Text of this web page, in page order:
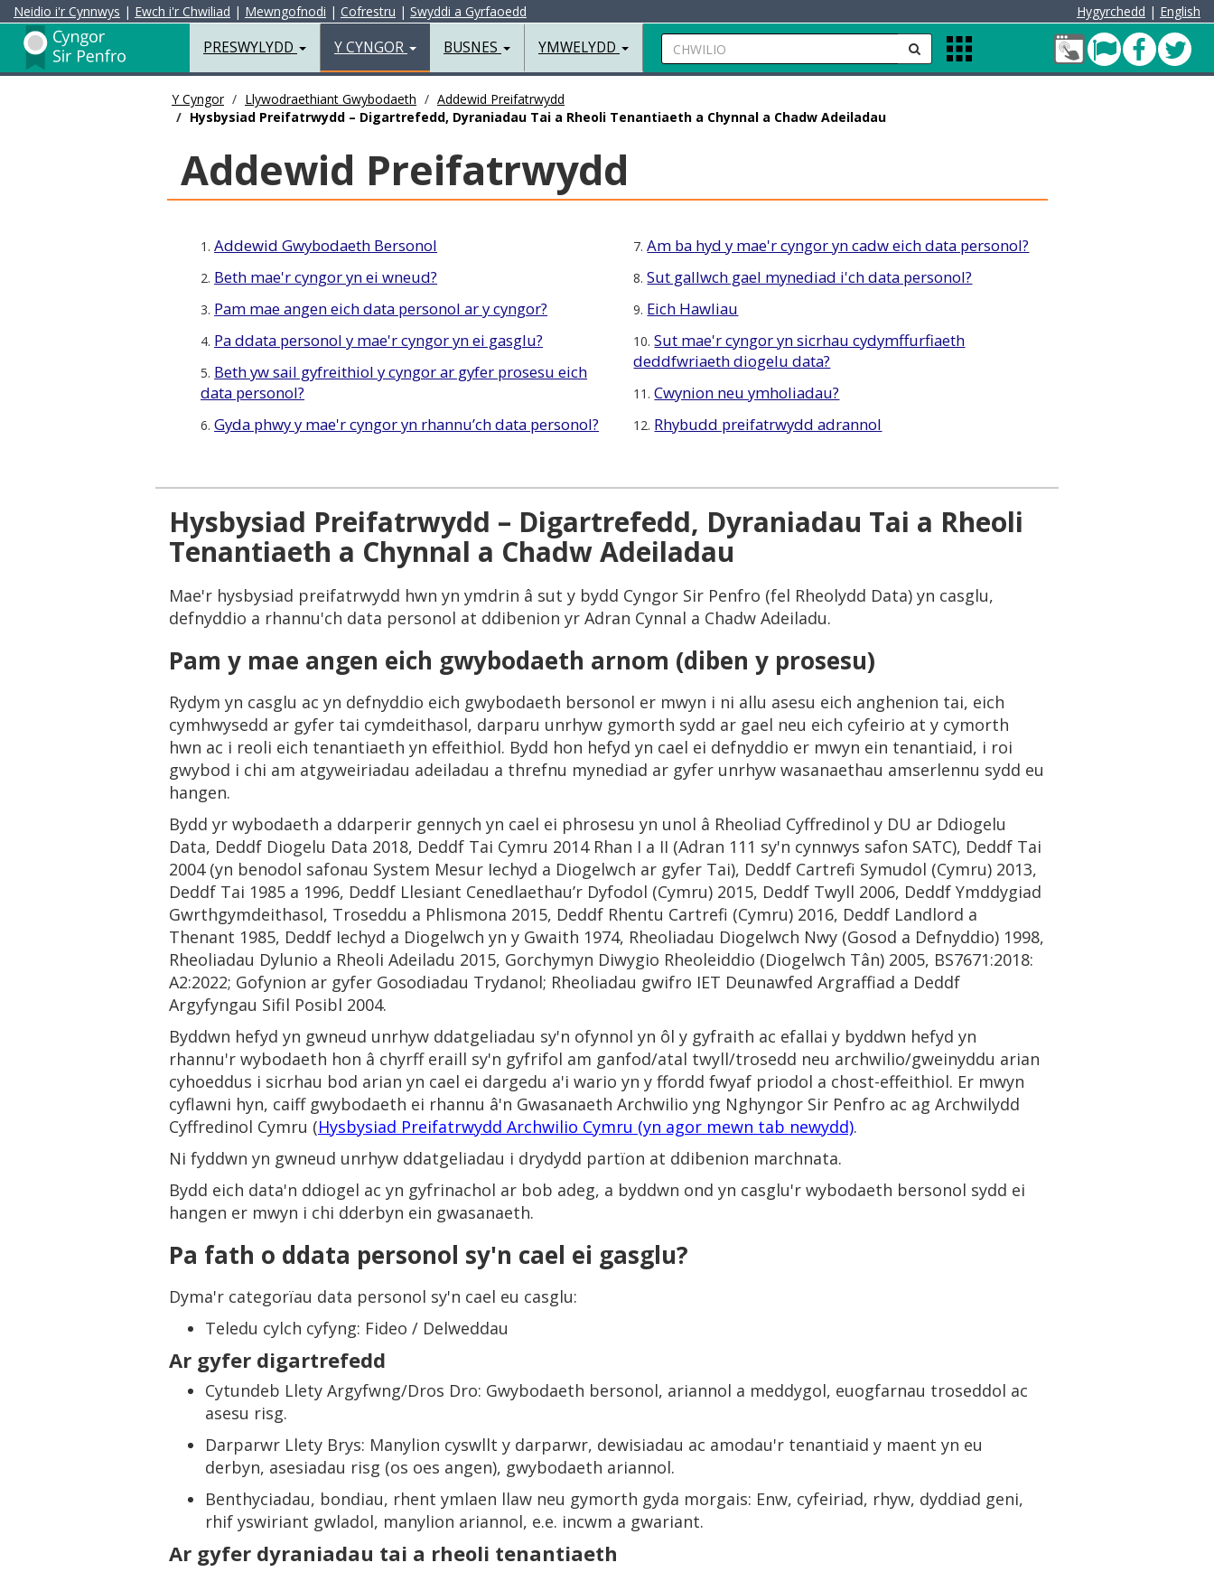
Neidio i'r Cynnwys | Ewch i'r Chwiliad | Mewngofnodi | Cofrestru | Swyddi a Gyrfaoedd Hygyrchedd | English
Preswylydd
PRESWYLYDD Y CYNGOR BUSNES YMWELYDD Chwilio anfon
Apps
Menu
Fy
NghyfrifPont
Cleddau
Y Cyngor Llywodraethiant Gwybodaeth
Addewid Preifatrwydd
Hysbysiad Preifatrwydd – Digartrefedd, Dyraniadau Tai a Rheoli Tenantiaeth a Chynnal a Chadw Adeiladau
Addewid Preifatrwydd
1.Addewid Gwybodaeth Bersonol
2. Beth mae'r cyngor yn ei wneud?
3. Pam mae angen eich data personol ar y cyngor?
4. Pa ddata personol y mae'r cyngor yn ei gasglu?
5. Beth yw sail gyfreithiol y cyngor ar gyfer prosesu eich
data personol?
6.Gyda phwy y mae'r cyngor yn rhannu’ch data personol?
7.Am ba hyd y mae'r cyngor yn cadw eich data personol?
8.Sut gallwch gael mynediad i'ch data personol?
9. Eich Hawliau
10.Sut mae'r cyngor yn sicrhau cydymffurfiaeth
deddfwriaeth diogelu data?
11.Cwynion neu ymholiadau?
12. Rhybudd preifatrwydd adrannol
Hysbysiad Preifatrwydd – Digartrefedd, Dyraniadau Tai a Rheoli
Tenantiaeth a Chynnal a Chadw Adeiladau
Mae'r hysbysiad preifatrwydd hwn yn ymdrin â sut y bydd Cyngor Sir Penfro (fel Rheolydd Data) yn casglu,
defnyddio a rhannu'ch data personol at ddibenion yr Adran Cynnal a Chadw Adeiladu.
Pam y mae angen eich gwybodaeth arnom (diben y prosesu)
Rydym yn casglu ac yn defnyddio eich gwybodaeth bersonol er mwyn i ni allu asesu eich anghenion tai, eich
cymhwysedd ar gyfer tai cymdeithasol, darparu unrhyw gymorth sydd ar gael neu eich cyfeirio at y cymorth
hwn ac i reoli eich tenantiaeth yn effeithiol. Bydd hon hefyd yn cael ei defnyddio er mwyn ein tenantiaid, i roi
gwybod i chi am atgyweiriadau adeiladau a threfnu mynediad ar gyfer unrhyw wasanaethau amserlennu sydd eu
hangen.
Bydd yr wybodaeth a ddarperir gennych yn cael ei phrosesu yn unol â Rheoliad Cyffredinol y DU ar Ddiogelu
Data, Deddf Diogelu Data 2018, Deddf Tai Cymru 2014 Rhan I a II (Adran 111 sy'n cynnwys safon SATC), Deddf Tai
2004 (yn benodol safonau System Mesur Iechyd a Diogelwch ar gyfer Tai), Deddf Cartrefi Symudol (Cymru) 2013,
Deddf Tai 1985 a 1996, Deddf Llesiant Cenedlaethau’r Dyfodol (Cymru) 2015, Deddf Twyll 2006, Deddf Ymddygiad
Gwrthgymdeithasol, Troseddu a Phlismona 2015, Deddf Rhentu Cartrefi (Cymru) 2016, Deddf Landlord a
Thenant 1985, Deddf Iechyd a Diogelwch yn y Gwaith 1974, Rheoliadau Diogelwch Nwy (Gosod a Defnyddio) 1998,
Rheoliadau Dylunio a Rheoli Adeiladu 2015, Gorchymyn Diwygio Rheoleiddio (Diogelwch Tân) 2005, BS7671:2018:
A2:2022; Gofynion ar gyfer Gosodiadau Trydanol; Rheoliadau gwifro IET Deunawfed Argraffiad a Deddf
Argyfyngau Sifil Posibl 2004.
Byddwn hefyd yn gwneud unrhyw ddatgeliadau sy'n ofynnol yn ôl y gyfraith ac efallai y byddwn hefyd yn
rhannu'r wybodaeth hon â chyrff eraill sy'n gyfrifol am ganfod/atal twyll/trosedd neu archwilio/gweinyddu arian
cyhoeddus i sicrhau bod arian yn cael ei dargedu a'i wario yn y ffordd fwyaf priodol a chost-effeithiol. Er mwyn
cyflawni hyn, caiff gwybodaeth ei rhannu â'n Gwasanaeth Archwilio yng Nghyngor Sir Penfro ac ag Archwilydd
Cyffredinol Cymru (Hysbysiad Preifatrwydd Archwilio Cymru (yn agor mewn tab newydd).
Ni fyddwn yn gwneud unrhyw ddatgeliadau i drydydd partïon at ddibenion marchnata.
Bydd eich data'n ddiogel ac yn gyfrinachol ar bob adeg, a byddwn ond yn casglu'r wybodaeth bersonol sydd ei
hangen er mwyn i chi dderbyn ein gwasanaeth.
Pa fath o ddata personol sy'n cael ei gasglu?
Dyma'r categorïau data personol sy'n cael eu casglu:
Teledu cylch cyfyng: Fideo / Delweddau
Ar gyfer digartrefedd
Cytundeb Llety Argyfwng/Dros Dro: Gwybodaeth bersonol, ariannol a meddygol, euogfarnau troseddol ac
asesu risg.
Darparwr Llety Brys: Manylion cyswllt y darparwr, dewisiadau ac amodau'r tenantiaid y maent yn eu
derbyn, asesiadau risg (os oes angen), gwybodaeth ariannol.
Benthyciadau, bondiau, rhent ymlaen llaw neu gymorth gyda morgais: Enw, cyfeiriad, rhyw, dyddiad geni,
rhif yswiriant gwladol, manylion ariannol, e.e. incwm a gwariant.
Ar gyfer dyraniadau tai a rheoli tenantiaeth